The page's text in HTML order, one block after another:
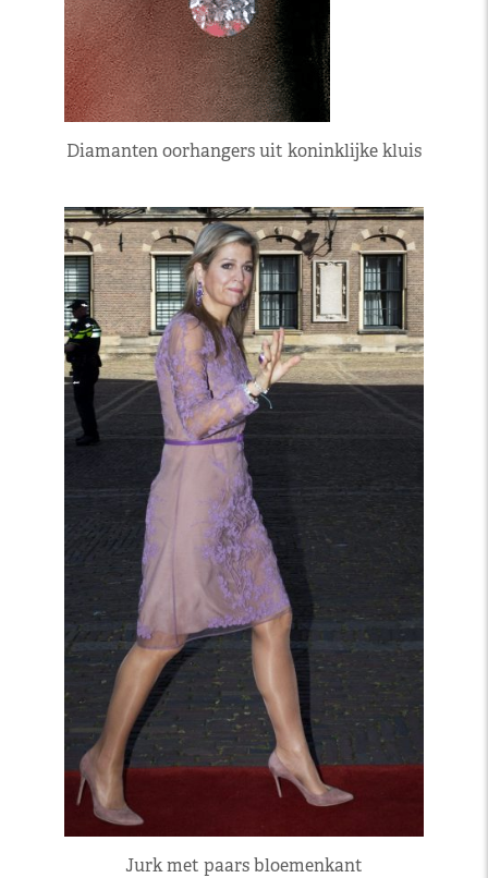
Diamanten oorhangers uit koninklijke kluis
Jurk met paars bloemenkant